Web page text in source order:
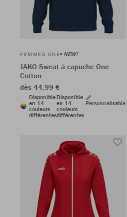
FEMMES ONE NEW!
JAKO Sweat à capuche One
Cotton
dès 44,99 €
Disponible
en 14
couleurs
différentes
Disponible
en 14
couleurs
différentes
Personnalisable